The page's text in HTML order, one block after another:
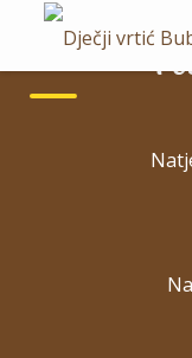
content